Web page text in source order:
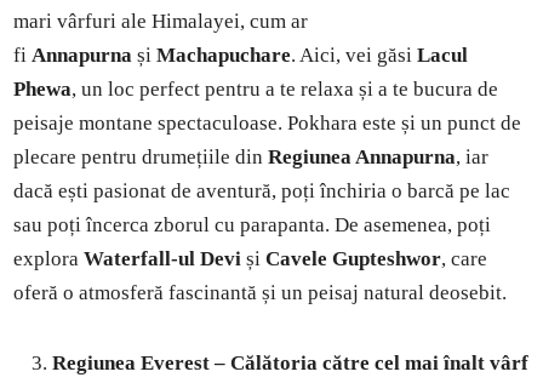
mari vârfuri ale Himalayei, cum ar
fi Annapurna șiMachapuchare. Aici, vei găsiLacul
Phewa, un loc perfect pentru a te relaxa și a te bucura de
peisaje montane spectaculoase. Pokhara este și un punct de
plecare pentru drumețiile dinRegiunea Annapurna, iar
dacă ești pasionat de aventură, poți închiria o barcă pe lac
sau poți încerca zborul cu parapanta. De asemenea, poți
exploraWaterfall-ul Devi șiCavele Gupteshwor, care
oferă o atmosferă fascinantă și un peisaj natural deosebit.
Regiunea Everest – Călătoria către cel mai înalt vârf